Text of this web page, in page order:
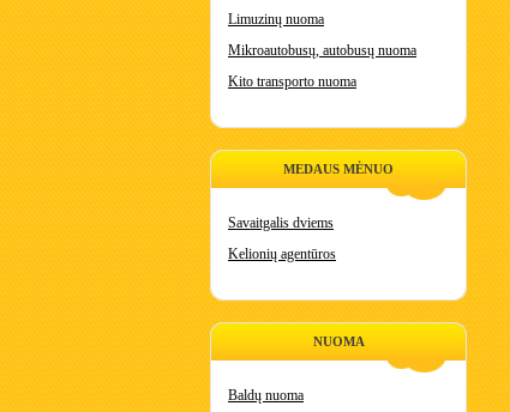
Limuzinų nuoma
Mikroautobusų, autobusų nuoma
Kito transporto nuoma
MEDAUS MĖNUO
Savaitgalis dviems
Kelionių agentūros
NUOMA
Baldų nuoma